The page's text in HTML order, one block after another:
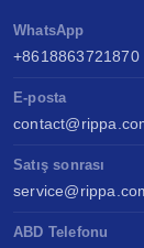
WhatsApp
+8618863721870
E-posta
Satış sonrası
ABD Telefonu